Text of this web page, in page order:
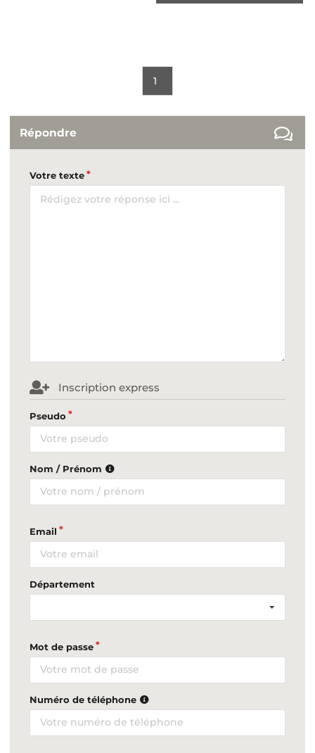
1
Répondre
Votre texte
Inscription express
Pseudo
Nom / Prénom
Email
Département
Mot de passe
Numéro de téléphone